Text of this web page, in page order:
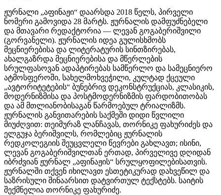
ჟურნალი „აფინაჟი“ დაარსდა 2018 წელს, პირველი
ნომერი გამოვიდა 28 მარტს. ჟურნალის დამფუძნებელი
და მთავარი რედაქტორია — ლევან გოგაბერიშვილი
(გორვანელი). ჟურნალის იდეა გულისხმობს
მეცნიერებისა და ლიტერატურის სინთზირებას,
ახალგაზრდა მეცნიერებისა და მწერლების
სრულფასოვან ადაპტირებას სამწერლო და სამეცნიერო
ატმოსფეროში, სახელმოხვეჭილი, კულტად ქცეული
„ავტორიტეტების“ ბუნებრივ დეკონსტრუქციას, კლასიკის,
მოდერნიზმისა და პოსტმოდერნიზმის ფარდობითობას
და ამ მთლიანობისაგან წარმოებულ ტრიალიზმს.
ჟურნალის განვითარების საქმეში დიდი წვლილი
მიუძღვით: თეიმურაზ ლანჩავას, თორნიკე ფახურიძეს და
ელგუჯა ბერიშვილს, რომლებიც ჟურნალის
რედკოლეგიის შეუცვლელი წევრები გახლავთ; ისინი,
ლევან გოგაბერიშვილთან ერთად, პირველივე დღიდან
იბრძვიან ჟურნალ „აფინაჟის“ სრულყოფილებისათვის.
ჟურნალში თქვენ იხილავთ ესთეტიკურად დახვეწილ და
საზრისული შინაარსით დატვირთულ ტექსტებს. საიტის
შექმნელია თორნიკე ფახურიძე.